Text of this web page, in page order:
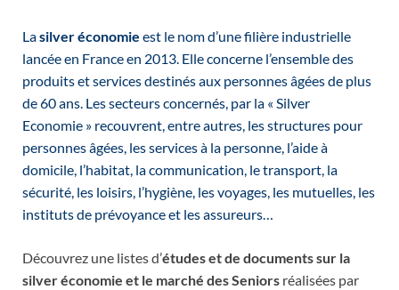
Lasilver économie est le nom d’une filière industrielle
lancée en France en 2013. Elle concerne l’ensemble des
produits et services destinés aux personnes âgées de plus
de 60 ans. Les secteurs concernés, par la « Silver
Economie » recouvrent, entre autres, les structures pour
personnes âgées, les services à la personne, l’aide à
domicile, l’habitat, la communication, le transport, la
sécurité, les loisirs, l’hygiène, les voyages, les mutuelles, les
instituts de prévoyance et les assureurs…
Découvrez une listes d’études et de documents sur la
silver économie et le marché des Seniors réalisées par